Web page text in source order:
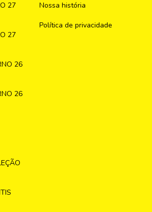
27
27
26
26
Nossa história
Política de privacidade